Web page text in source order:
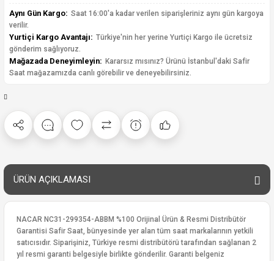
Aynı Gün Kargo: Saat 16:00'a kadar verilen siparişleriniz aynı gün kargoya
verilir.
Yurtiçi Kargo Avantajı: Türkiye'nin her yerine Yurtiçi Kargo ile ücretsiz
gönderim sağlıyoruz.
Mağazada Deneyimleyin: Kararsız mısınız? Ürünü İstanbul'daki Safir
Saat mağazamızda canlı görebilir ve deneyebilirsiniz.
ÜRÜN AÇIKLAMASI
NACAR NC31-299354-ABBM %100 Orijinal Ürün & Resmi Distribütör
Garantisi Safir Saat, bünyesinde yer alan tüm saat markalarının yetkili
satıcısıdır. Siparişiniz, Türkiye resmi distribütörü tarafından sağlanan 2
yıl resmi garanti belgesiyle birlikte gönderilir. Garanti belgeniz